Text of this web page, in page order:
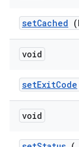
setCached
void
setExitCode
void